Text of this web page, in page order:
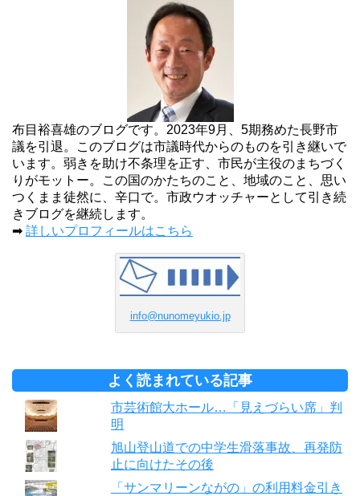
布目裕喜雄のブログです。2023年9月、5期務めた長野市
議を引退。このブログは市議時代からのものを引き継いで
います。弱きを助け不条理を正す、市民が主役のまちづく
りがモットー。この国のかたちのこと、地域のこと、思い
つくまま徒然に、辛口で。市政ウオッチャーとして引き続
きブログを継続します。
➡ 詳しいプロフィールはこちら
info@nunomeyukio.jp
よく読まれている記事
市芸術館大ホール…「見えづらい席」判
明
旭山登山道での中学生滑落事故、再発防
止に向けたその後
「サンマリーンながの」の利用料金引き